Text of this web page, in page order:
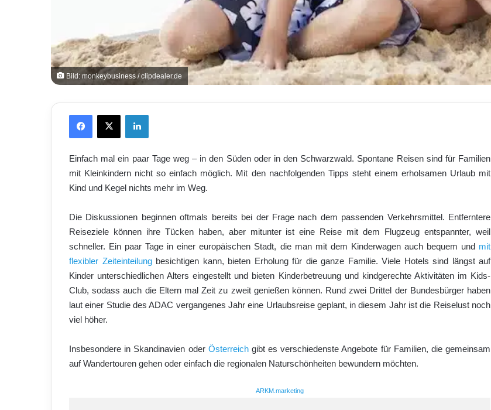
Bild: monkeybusiness / clipdealer.de
X
Einfach mal ein paar Tage weg – in den Süden oder in den Schwarzwald. Spontane Reisen sind für Familien
mit Kleinkindern nicht so einfach möglich. Mit den nachfolgenden Tipps steht einem erholsamen Urlaub mit
Kind und Kegel nichts mehr im Weg.
Die Diskussionen beginnen oftmals bereits bei der Frage nach dem passenden Verkehrsmittel. Entferntere
Reiseziele können ihre Tücken haben, aber mitunter ist eine Reise mit dem Flugzeug entspannter, weil
schneller. Ein paar Tage in einer europäischen Stadt, die man mit dem Kinderwagen auch bequem und mit
flexibler Zeiteinteilungbesichtigen kann, bieten Erholung für die ganze Familie. Viele Hotels sind längst auf
Kinder unterschiedlichen Alters eingestellt und bieten Kinderbetreuung und kindgerechte Aktivitäten im Kids-
Club, sodass auch die Eltern mal Zeit zu zweit genießen können. Rund zwei Drittel der Bundesbürger haben
laut einer Studie des ADAC vergangenes Jahr eine Urlaubsreise geplant, in diesem Jahr ist die Reiselust noch
viel höher.
Insbesondere in Skandinavien oder Österreichgibt es verschiedenste Angebote für Familien, die gemeinsam
auf Wandertouren gehen oder einfach die regionalen Naturschönheiten bewundern möchten.
ARKM.marketing